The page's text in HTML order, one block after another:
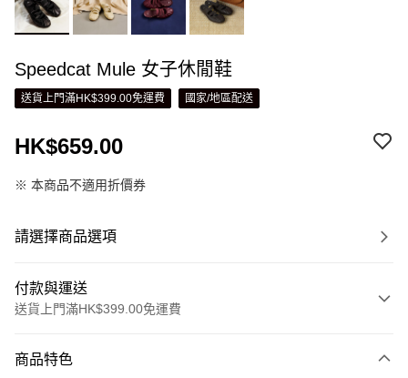
Speedcat Mule 女子休閒鞋
送貨上門滿HK$399.00免運費 國家/地區配送
HK$659.00
※ 本商品不適用折價券
請選擇商品選項
付款與運送
送貨上門滿HK$399.00免運費
信用卡
商品特色